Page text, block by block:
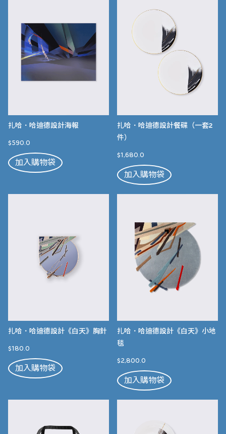
扎哈．哈迪德設計海報
$590.0
加入購物袋
扎哈．哈迪德設計餐碟（一套2
件）
$1,680.0
加入購物袋
扎哈．哈迪德設計《白天》胸針
$180.0
加入購物袋
扎哈．哈迪德設計《白天》小地
毯
$2,800.0
加入購物袋